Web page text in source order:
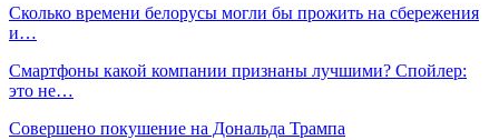
Сколько времени белорусы могли бы прожить на сбережения
и…
Смартфоны какой компании признаны лучшими? Спойлер:
это не…
Совершено покушение на Дональда Трампа